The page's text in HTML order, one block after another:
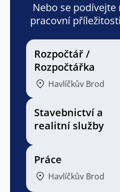
Nebo se podívejte
pracovní
Rozpočtář /
Rozpočtářka
Havlíčkův Brod
Stavebnictví a
realitní služby
Práce
Havlíčkův Brod